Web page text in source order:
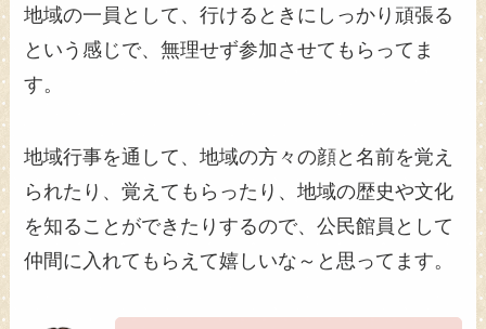
地域の一員として、行けるときにしっかり頑張る
という感じで、無理せず参加させてもらってま
す。
地域行事を通して、地域の方々の顔と名前を覚え
られたり、覚えてもらったり、地域の歴史や文化
を知ることができたりするので、公民館員として
仲間に入れてもらえて嬉しいな～と思ってます。